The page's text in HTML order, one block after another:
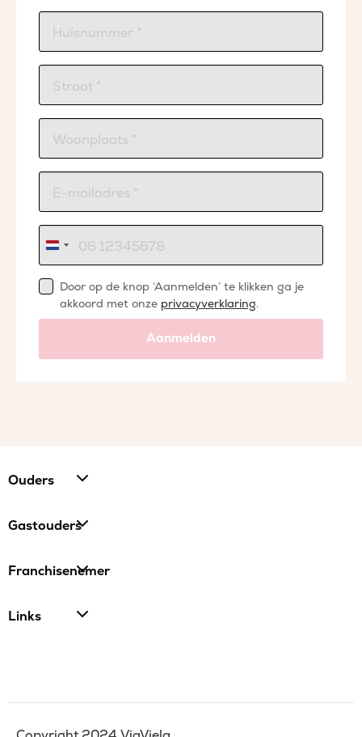
Nederland
+31
Door op de knop ‘Aanmelden’ te klikken ga je
akkoord met onze privacyverklaring.
Aanmelden
Ouders
Gastouders
Franchisenemer
Links